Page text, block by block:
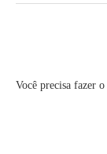
Você precisa fazer o